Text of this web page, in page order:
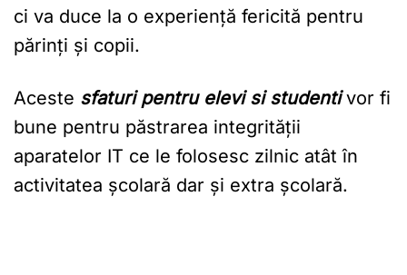
ci va duce la o experiență fericită pentru
părinți și copii.
Aceste sfaturi pentru elevi si studentivor fi
bune pentru păstrarea integrității
aparatelor IT ce le folosesc zilnic atât în
activitatea școlară dar și extra școlară.